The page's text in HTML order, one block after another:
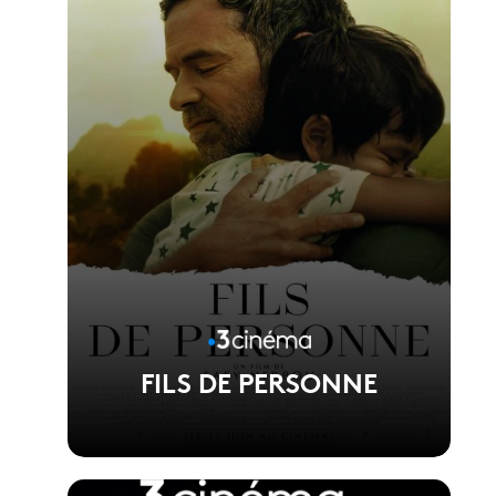
Réalisé par Phuong Mai Nguyen
FILS DE PERSONNE